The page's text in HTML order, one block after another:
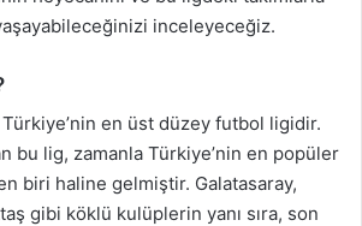
inceleyeceğiz.
en üst düzey futbol ligidir.
bu lig, zamanla Türkiye’nin en popüler
biri haline gelmiştir. Galatasaray,
gibi köklü kulüplerin yanı sıra, son